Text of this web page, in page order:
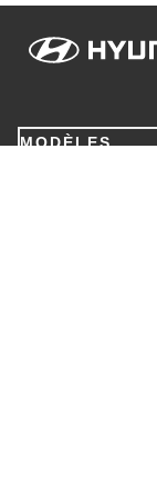
MODÈLES